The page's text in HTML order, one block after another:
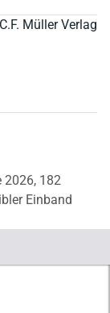
C.F. Müller Verlag
2026, 182
Einband